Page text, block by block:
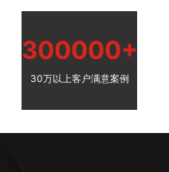
300000+
30万以上客户满意案例